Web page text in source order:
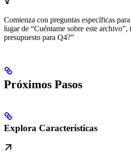
Comienza con preguntas específicas
lugar de “Cuéntame sobre este archivo”,
presupuesto para Q4?”
Próximos Pasos
Explora Características